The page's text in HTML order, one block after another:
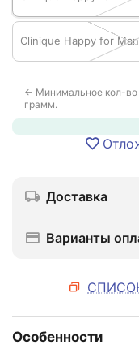
Clinique Happy for
← Минимальное кол-
грамм.
Доставка
Варианты
Особенности